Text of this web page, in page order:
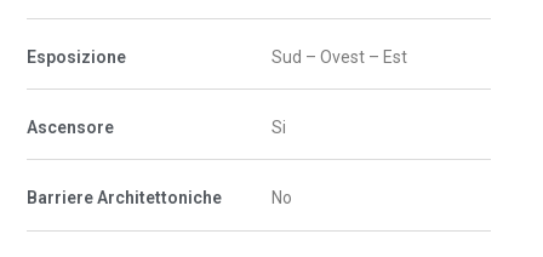
Esposizione Sud – Ovest – Est
Ascensore Si
Barriere Architettoniche No